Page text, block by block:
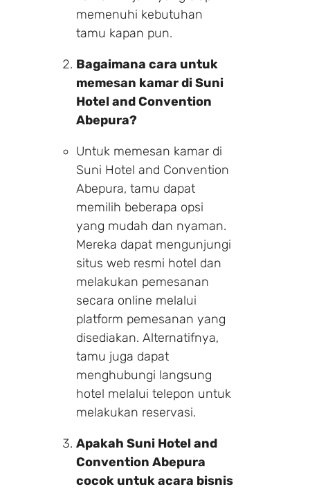
memenuhi kebutuhan
tamu kapan pun.
Bagaimana cara untuk
memesan kamar di Suni
Hotel and Convention
Abepura?
Untuk memesan kamar di
Suni Hotel and Convention
Abepura, tamu dapat
memilih beberapa opsi
yang mudah dan nyaman.
Mereka dapat mengunjungi
situs web resmi hotel dan
melakukan pemesanan
secara online melalui
platform pemesanan yang
disediakan. Alternatifnya,
tamu juga dapat
menghubungi langsung
hotel melalui telepon untuk
melakukan reservasi.
Apakah Suni Hotel and
Convention Abepura
cocok untuk acara bisnis
Make a Booking
Search